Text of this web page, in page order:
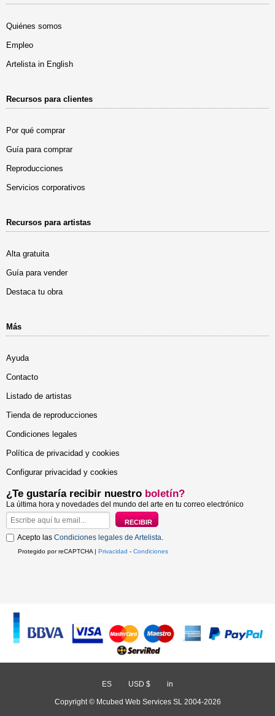
Quiénes somos
Empleo
Artelista in English
Recursos para clientes
Por qué comprar
Guía para comprar
Reproducciones
Servicios corporativos
Recursos para artistas
Alta gratuita
Guía para vender
Destaca tu obra
Más
Ayuda
Contacto
Listado de artistas
Tienda de reproducciones
Condiciones legales
Política de privacidad y cookies
Configurar privacidad y cookies
¿Te gustaría recibir nuestro boletín?
La última hora y novedades del mundo del arte en tu correo electrónico
Acepto las Condiciones legales de Artelista.
Protegido por reCAPTCHA | Privacidad - Condiciones
ES USD $ in
Copyright © Mcubed Web Services SL 2004-2026